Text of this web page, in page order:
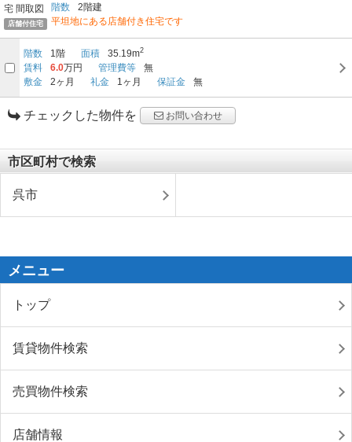
店舗付住宅
階数
2階建
平坦地にある店舗付き住宅です
階数 1階 面積 35.19m2
賃料 6.0万円 管理費等
無
敷金
2ヶ月 礼金 1ヶ月 保証金 無
チェックした物件を お問い合わせ
市区町村で検索
呉市
メニュー
トップ
賃貸物件検索
売買物件検索
店舗情報